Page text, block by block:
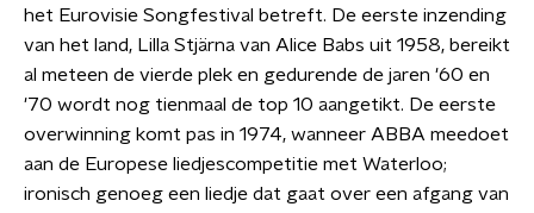
het Eurovisie Songfestival betreft. De eerste inzending
van het land, Lilla Stjärna van Alice Babs uit 1958, bereikt
al meteen de vierde plek en gedurende de jaren '60 en
'70 wordt nog tienmaal de top 10 aangetikt. De eerste
overwinning komt pas in 1974, wanneer ABBA meedoet
aan de Europese liedjescompetitie met Waterloo;
ironisch genoeg een liedje dat gaat over een afgang van